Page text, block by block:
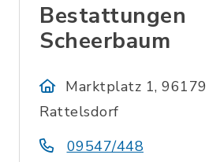
Bestattungen
Scheerbaum
Marktplatz 1, 96179
Rattelsdorf
09547/448